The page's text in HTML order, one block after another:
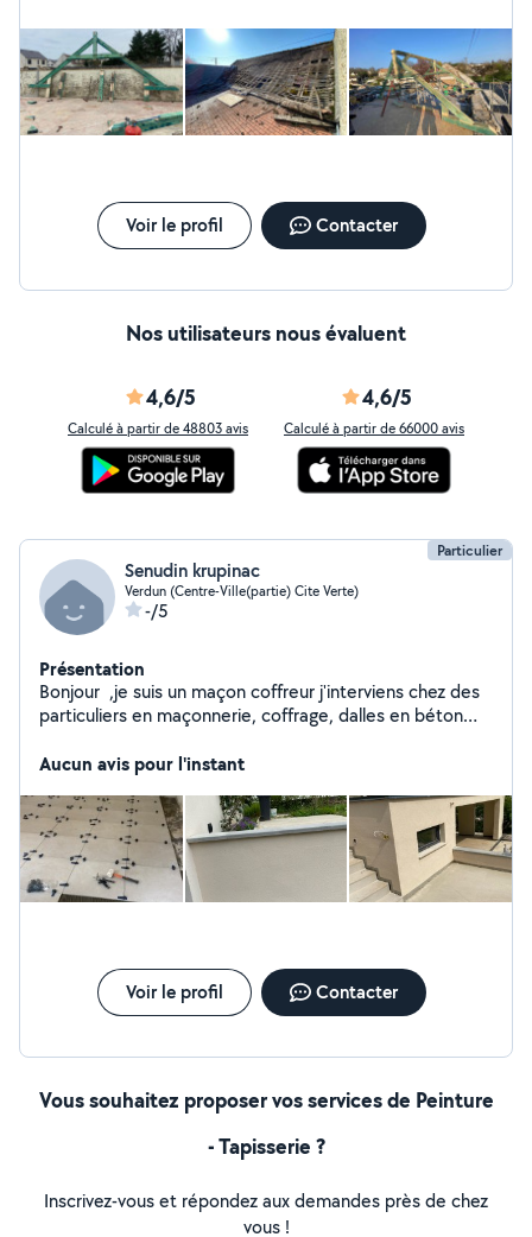
Charpente - Recherche de fuites - Remplacement de
tuiles cassées de tout type - Rénovation et réparation
de faîtages - Rénovation et réparation de rives -
Entretien et nettoyage des gouttières - Pose de
gouttières en PVC, zinc - Pose et étanchéité de VELUX
contacter pour toute demande de devis ou
d'information . Devis déplacement gratuit
Voir le profil Contacter
Nos utilisateurs nous évaluent
4,6/5
Calculé à partir de 48803 avis
4,6/5
Calculé à partir de 66000 avis
Particulier
Senudin krupinac
Verdun (Centre-Ville(partie) Cite Verte)
-/5
Présentation
Bonjour ,je suis un maçon coffreur j'interviens chez des
particuliers en maçonnerie, coffrage, dalles en béton
électricité, plomberie, carrelage etc...contactez moi
Aucun avis pour l'instant
Voir le profil Contacter
Vous souhaitez proposer vos services de Peinture
- Tapisserie ?
Inscrivez-vous et répondez aux demandes près de chez
vous !